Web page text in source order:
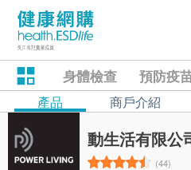
身體檢查 預防疫
產品 商戶介紹
動生活有限公
(44)